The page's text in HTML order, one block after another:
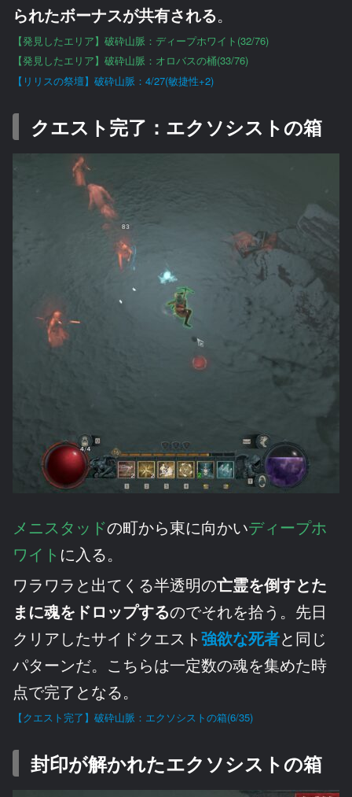
られたボーナスが共有される。
【発見したエリア】破砕山脈：ディープホワイト(32/76)
【発見したエリア】破砕山脈：オロバスの桶(33/76)
【リリスの祭壇】破砕山脈：4/27(敏捷性+2)
クエスト完了：エクソシストの箱
メニスタッドの町から東に向かいディープホ
ワイト に入る。
ワラワラと出てくる半透明の亡霊を倒すとた
まに魂をドロップするのでそれを拾う。先日
クリアしたサイドクエスト強欲な死者と同じ
パターンだ。こちらは一定数の魂を集めた時
点で完了となる。
【クエスト完了】破砕山脈：エクソシストの箱(6/35)
封印が解かれたエクソシストの箱